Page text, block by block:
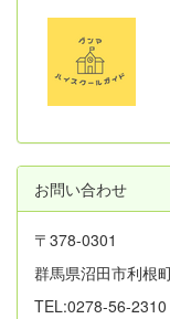
お問い合わせ
〒378-0301
群馬県沼田市利根
TEL:0278-56-2310